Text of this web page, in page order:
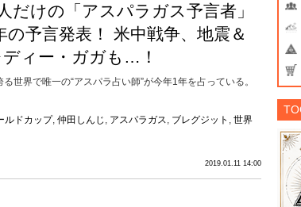
だけの「アスパラガス予言者」
の予言発表！ 米中戦争、地震＆
ィー・ガガも…！
世界で唯一の“アスパラ占い師”が今年1年を占っている。
ルドカップ, 仲田しんじ , アスパラガス, ブレグジット , 世界
2019.01.11 14:00